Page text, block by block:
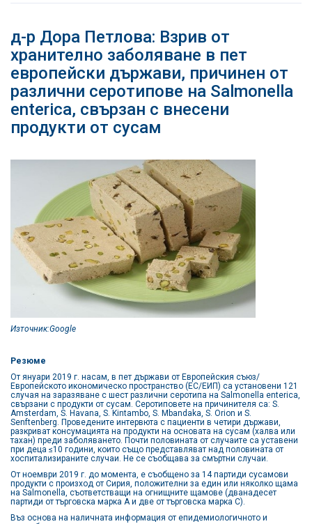
д-р Дора Петлова: Взрив от
хранително заболяване в пет
европейски държави, причинен от
различни серотипове на Salmonella
enterica, свързан с внесени
продукти от сусам
Източник:Google
Резюме
От януари 2019 г. насам, в пет държави от Европейския съюз/
Европейското икономическо пространство (ЕС/ЕИП) са установени 121
случая на заразяване с шест различни серотипа на Salmonella enterica,
свързани с продукти от сусам. Серотиповете на причинителя са: S.
Amsterdam, S. Havana, S. Kintambo, S. Mbandaka, S. Orion и S.
Senftenberg. Проведените интервюта с пациенти в четири държави,
разкриват консумацията на продукти на основата на сусам (халва или
тахан) преди заболяването. Почти половината от случаите са уставени
при деца ≤10 години, които също представляват над половината от
хоспитализираните случаи. Не се съобщава за смъртни случаи.
От ноември 2019 г. до момента, е съобщено за 14 партиди сусамови
продукти с произход от Сирия, положителни за един или няколко щама
на Salmonella, съответстващи на огнищните щамове (дванадесет
партиди от търговска марка А и две от търговска марка С).
Въз основа на наличната информация от епидемиологичното и